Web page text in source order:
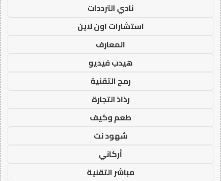
نادي الترددات
استشارات اون لاين
المعارف
هيدب فيديو
رمح التقنية
رذاذ التجارة
طعم وكيف
شهود نت
أركاني
مباشر التقنية